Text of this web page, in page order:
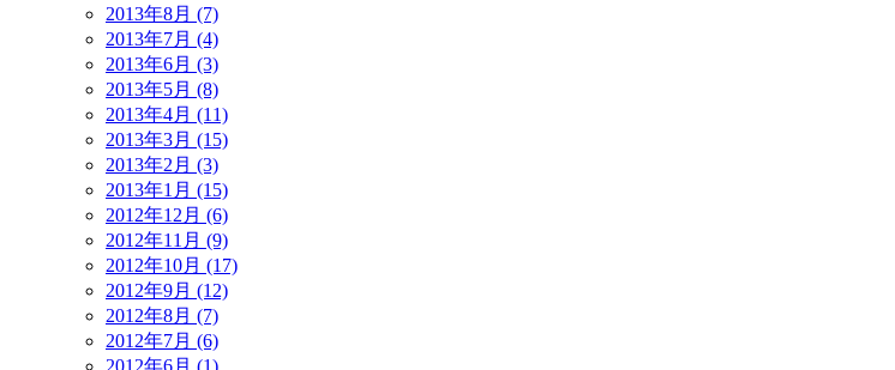
2013年8月 (7)
2013年7月 (4)
2013年6月 (3)
2013年5月 (8)
2013年4月 (11)
2013年3月 (15)
2013年2月 (3)
2013年1月 (15)
2012年12月 (6)
2012年11月 (9)
2012年10月 (17)
2012年9月 (12)
2012年8月 (7)
2012年7月 (6)
2012年6月 (1)